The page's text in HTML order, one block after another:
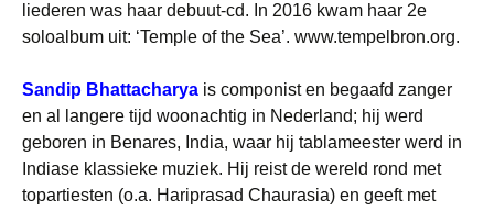
liederen was haar debuut-cd. In 2016 kwam haar 2e
soloalbum uit: ‘Temple of the Sea’. www.tempelbron.org.
Sandip Bhattacharya is componist en begaafd zanger
en al langere tijd woonachtig in Nederland; hij werd
geboren in Benares, India, waar hij tablameester werd in
Indiase klassieke muziek. Hij reist de wereld rond met
topartiesten (o.a. Hariprasad Chaurasia) en geeft met